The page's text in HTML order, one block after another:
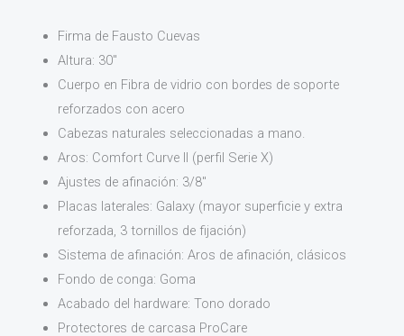
Firma de Fausto Cuevas
Altura: 30″
Cuerpo en Fibra de vidrio con bordes de soporte
reforzados con acero
Cabezas naturales seleccionadas a mano.
Aros: Comfort Curve II (perfil Serie X)
Ajustes de afinación: 3/8″
Placas laterales: Galaxy (mayor superficie y extra
reforzada, 3 tornillos de fijación)
Sistema de afinación: Aros de afinación, clásicos
Fondo de conga: Goma
Acabado del hardware: Tono dorado
Protectores de carcasa ProCare